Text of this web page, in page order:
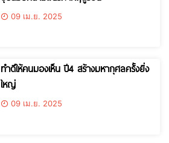
09 เม.ย. 2025
ทำดีให้คนมองเห็น ปี4 สร้างมหากุศลครั้งยิ่ง
ใหญ่
09 เม.ย. 2025